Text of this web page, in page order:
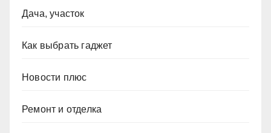
Дача, участок
Как выбрать гаджет
Новости плюс
Ремонт и отделка